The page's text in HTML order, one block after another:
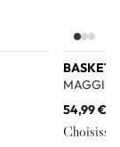
MAGGIE
54,99 €